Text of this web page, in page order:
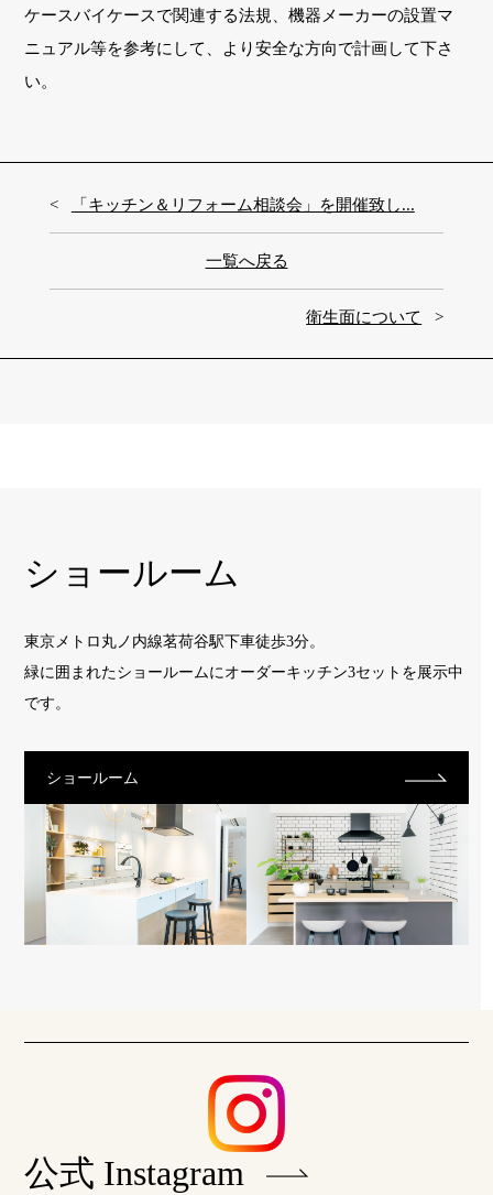
ケースバイケースで関連する法規、機器メーカーの設置マ
ニュアル等を参考にして、より安全な方向で計画して下さ
い。
「キッチン＆リフォーム相談会」を開催致し...
一覧へ戻る
衛生面について
ショールーム
東京メトロ丸ノ内線茗荷谷駅下車徒歩3分。
緑に囲まれたショールームにオーダーキッチン3セットを展示中
です。
ショールーム
公式 Instagram